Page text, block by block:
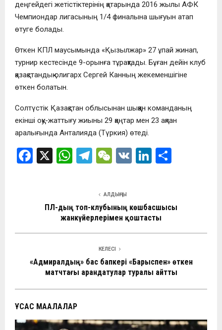
деңгейдегі жетістіктерінің қатарында 2016 жылы АФК
Чемпиондар лигасының 1/4 финалына шығуын атап
өтуге болады.
Өткен КПЛ маусымында «Қызылжар» 27 ұпай жинап,
турнир кестесінде 9-орынға тұрақтады. Бұған дейін клуб
қазақстандық олигарх Сергей Канның жекеменшігіне
өткен болатын.
Солтүстік Қазақстан облысынан шыққан команданың
екінші оқу-жаттығу жиыны 29 қаңтар мен 23 ақпан
аралығында Анталияда (Түркия) өтеді.
F
o
X
W
s
A
p
T
gr
a
m
W
C
h
at
V
Li
dI
n
р
в
ть
АЛДЫҢҒЫ
ҚПЛ-дың топ-клубының көшбасшысы
жанкүйерлерімен қоштасты
КЕЛЕСІ
«Адмиралдың» бас бапкері «Барыспен» өткен
матчтағы арандатулар туралы айтты
ҰҚСАС МАҚАЛАЛАР